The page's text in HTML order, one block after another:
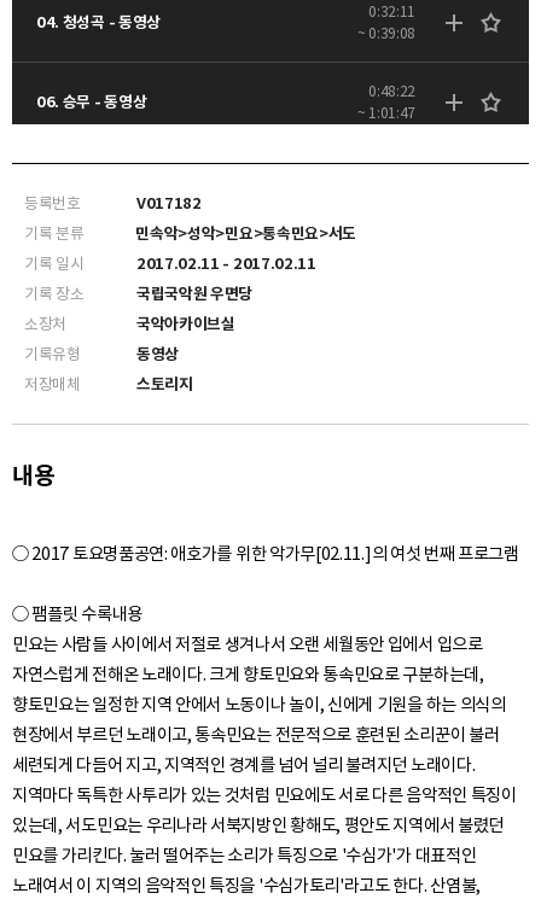
04. 청성곡 - 동영상
0:32:11
~ 0:39:08
06. 승무 - 동영상
0:48:22
~ 1:01:47
1:02:37
등록번호
V017182
기록 분류
민속악>성악>민요>통속민요>서도
기록 일시
2017.02.11 - 2017.02.11
기록 장소
국립국악원 우면당
소장처
국악아카이브실
기록유형
동영상
저장매체
스토리지
내용
○ 2017 토요명품공연: 애호가를 위한 악가무[02.11.]의 여섯 번째 프로그램
○ 팸플릿 수록내용
민요는 사람들 사이에서 저절로 생겨나서 오랜 세월동안 입에서 입으로
자연스럽게 전해온 노래이다. 크게 향토민요와 통속민요로 구분하는데,
향토민요는 일정한 지역 안에서 노동이나 놀이, 신에게 기원을 하는 의식의
현장에서 부르던 노래이고, 통속민요는 전문적으로 훈련된 소리꾼이 불러
세련되게 다듬어 지고, 지역적인 경계를 넘어 널리 불려지던 노래이다.
지역마다 독특한 사투리가 있는 것처럼 민요에도 서로 다른 음악적인 특징이
있는데, 서도민요는 우리나라 서북지방인 황해도, 평안도 지역에서 불렸던
민요를 가리킨다. 눌러 떨어주는 소리가 특징으로 '수심가'가 대표적인
노래여서 이 지역의 음악적인 특징을 '수심가토리'라고도 한다. 산염불,